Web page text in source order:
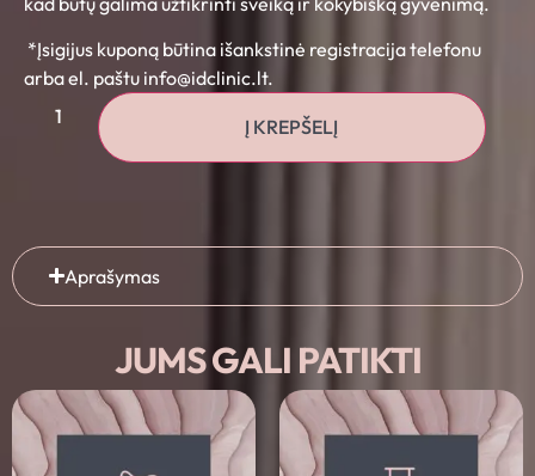
*Įsigijus kuponą būtina išankstinė registracija telefonu
arba el. paštu info@idclinic.lt.
Į KREPŠELĮ
Aprašymas
JUMS GALI PATIKTI